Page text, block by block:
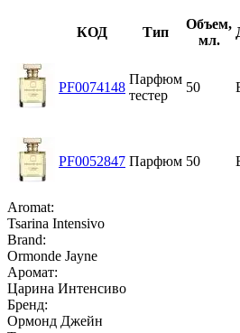
КОД Тип
Объем,
мл.
PF0074148
Парфюм
тестер
50
PF0052847 Парфюм 50
Aromat:
Tsarina Intensivo
Brand:
Ormonde Jayne
Аромат:
Царина Интенсиво
Бренд:
Ормонд Джейн